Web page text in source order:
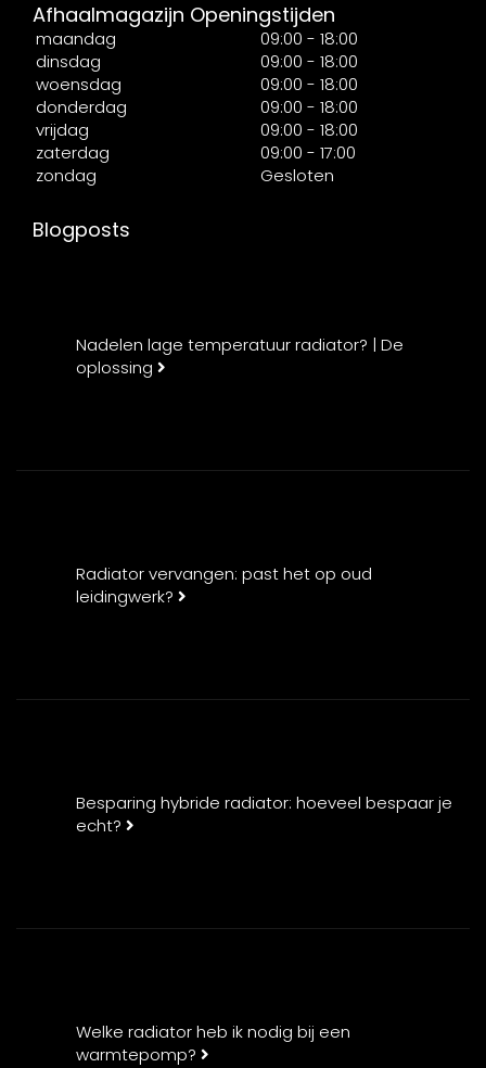
Afhaalmagazijn Openingstijden
maandag
09:00 - 18:00
dinsdag
09:00 - 18:00
woensdag
09:00 - 18:00
donderdag
09:00 - 18:00
vrijdag
09:00 - 18:00
zaterdag
09:00 - 17:00
zondag
Gesloten
Blogposts
Nadelen lage temperatuur radiator? | De
oplossing
Radiator vervangen: past het op oud
leidingwerk?
Besparing hybride radiator: hoeveel bespaar je
echt?
Welke radiator heb ik nodig bij een
warmtepomp?